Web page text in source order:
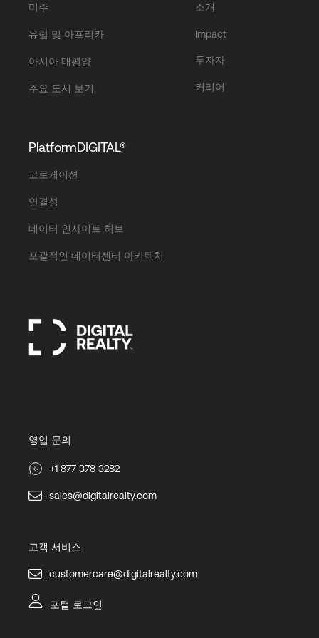
미주
유럽 및 아프리카
아시아 태평양
주요 도시 보기
소개
Impact
투자자
커리어
PlatformDIGITAL®
코로케이션
연결성
데이터 인사이트 허브
포괄적인 데이터센터 아키텍처
영업 문의
+1 877 378 3282
sales@digitalrealty.com
고객 서비스
customercare@digitalrealty.com
포털 로그인